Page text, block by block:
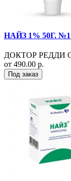
НАЙЗ 1% 50Г.
ДОКТОР РЕДДИ
от 490.00 р.
Под заказ